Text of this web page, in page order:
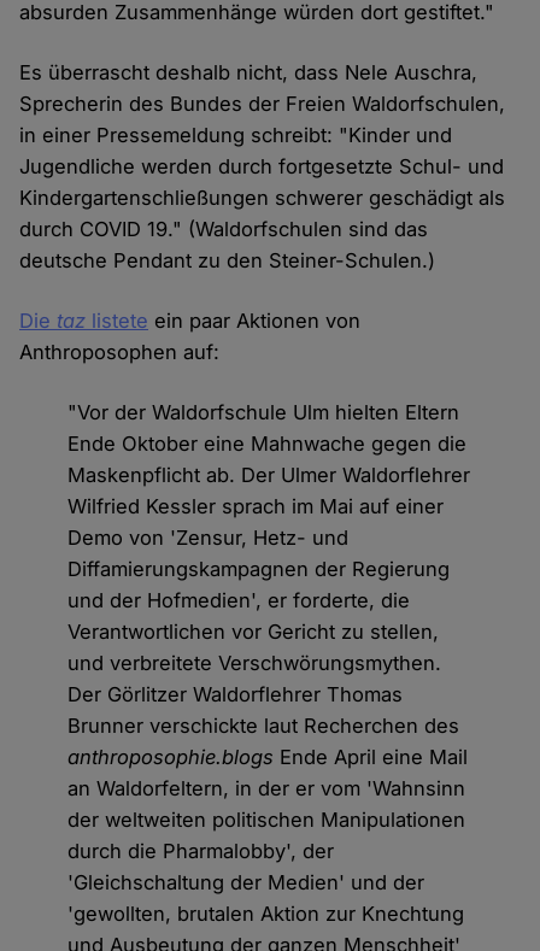
absurden Zusammenhänge würden dort gestiftet."
Es überrascht deshalb nicht, dass Nele Auschra,
Sprecherin des Bundes der Freien Waldorfschulen,
in einer Pressemeldung schreibt: "Kinder und
Jugendliche werden durch fortgesetzte Schul- und
Kindergartenschließungen schwerer geschädigt als
durch COVID 19." (Waldorfschulen sind das
deutsche Pendant zu den Steiner-Schulen.)
Die taz listete ein paar Aktionen von
Anthroposophen auf:
"Vor der Waldorfschule Ulm hielten Eltern
Ende Oktober eine Mahnwache gegen die
Maskenpflicht ab. Der Ulmer Waldorflehrer
Wilfried Kessler sprach im Mai auf einer
Demo von 'Zensur, Hetz- und
Diffamierungskampagnen der Regierung
und der Hofmedien', er forderte, die
Verantwortlichen vor Gericht zu stellen,
und verbreitete Verschwörungsmythen.
Der Görlitzer Waldorflehrer Thomas
Brunner verschickte laut Recherchen des
anthroposophie.blogs Ende April eine Mail
an Waldorfeltern, in der er vom 'Wahnsinn
der weltweiten politischen Manipulationen
durch die Pharmalobby', der
'Gleichschaltung der Medien' und der
'gewollten, brutalen Aktion zur Knechtung
und Ausbeutung der ganzen Menschheit'